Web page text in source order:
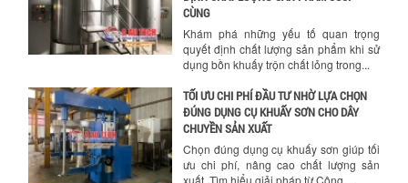
Hướng dẫn thanh toán mua hàng
CÙNG
Khám phá những yếu tố quan trọng
quyết định chất lượng sản phẩm khi sử
dụng bồn khuấy trộn chất lỏng trong...
TỐI ƯU CHI PHÍ ĐẦU TƯ NHỜ LỰA CHỌN
ĐÚNG DỤNG CỤ KHUẤY SƠN CHO DÂY
CHUYỀN SẢN XUẤT
Chọn đúng dụng cụ khuấy sơn giúp tối
ưu chi phí, nâng cao chất lượng sản
xuất. Tìm hiểu giải pháp từ Công...